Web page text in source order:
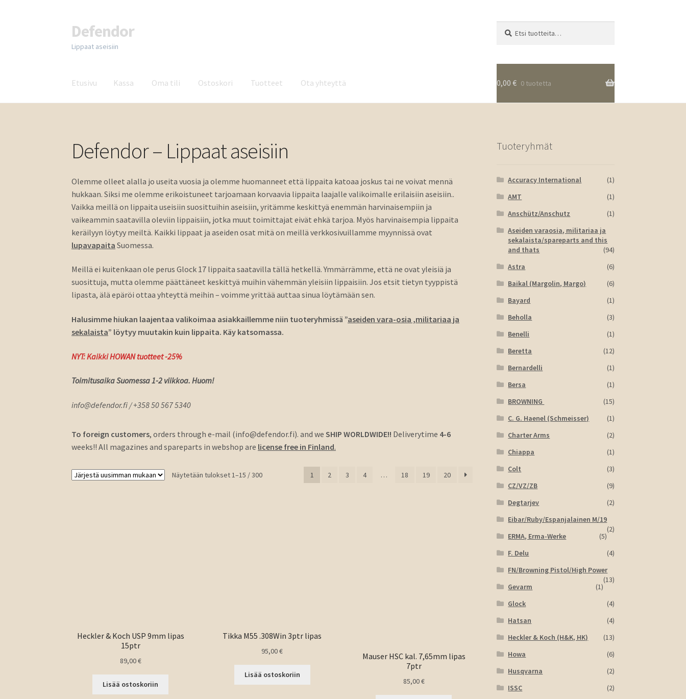
Siirry
navigointiin
Siirry
sisältöön
Defendor
Lippaat aseisiin
Etusivu Kassa Oma tili Ostoskori Tuotteet Ota yhteyttä 0,00 € 0 tuotetta
Defendor – Lippaat aseisiin
Olemme olleet alalla jo useita vuosia ja olemme huomanneet että lippaita katoaa joskus tai ne voivat mennä
hukkaan. Siksi me olemme erikoistuneet tarjoamaan korvaavia lippaita laajalle valikoimalle erilaisiin aseisiin..
Vaikka meillä on lippaita useisiin suosittuihin aseisiin, yritämme keskittyä enemmän harvinaisempiin ja
vaikeammin saatavilla oleviin lippaisiin, jotka muut toimittajat eivät ehkä tarjoa. Myös harvinaisempia lippaita
keräilyyn löytyy meiltä. Kaikki lippaat ja aseiden osat mitä on meillä verkkosivuillamme myynnissä ovat
lupavapaita Suomessa.
Meillä ei kuitenkaan ole perus Glock 17 lippaita saatavilla tällä hetkellä. Ymmärrämme, että ne ovat yleisiä ja
suosittuja, mutta olemme päättäneet keskittyä muihin vähemmän yleisiin lippaisiin. Jos etsit tietyn tyyppistä
lipasta, älä epäröi ottaa yhteyttä meihin – voimme yrittää auttaa sinua löytämään sen.
Halusimme hiukan laajentaa valikoimaa asiakkaillemme niin tuoteryhmissä ”aseiden vara-osia ,militariaa ja
sekalaista” löytyy muutakin kuin lippaita. Käy katsomassa.
NYT: Kaikki HOWAN tuotteet -25%
Toimitusaika Suomessa 1-2 viikkoa. Huom!
info@defendor.fi / +358 50 567 5340
To foreign customers, orders through e-mail (info@defendor.fi). and weSHIP WORLDWIDE!! Deliverytime 4-6
weeks!! All magazines and spareparts in webshop are license free in Finland.
Näytetään tulokset 1–15 / 300Sorted
1 2 3 4 … 18 19 20
Heckler & Koch USP 9mm lipas
15ptr
89,00€
Lisää ostoskoriin
Tikka M55 .308Win 3ptr lipas
95,00€
Lisää ostoskoriin
Mauser HSC kal. 7,65mm lipas
7ptr
85,00€
Tuoteryhmät
Accuracy International
(1)
AMT
(1)
Anschütz/Anschutz
(1)
Aseiden varaosia, militariaa ja
sekalaista/spareparts and this
and thats
(94)
Astra
(6)
Baikal (Margolin, Margo)
(6)
Bayard
(1)
Beholla
(3)
Benelli
(1)
Beretta
(12)
Bernardelli
(1)
Bersa
(1)
BROWNING
(15)
C. G. Haenel (Schmeisser)
(1)
Charter Arms
(2)
Chiappa
(1)
Colt
(3)
CZ/VZ/ZB
(9)
Degtarjev
(2)
Eibar/Ruby/Espanjalainen M/19
(2)
ERMA, Erma-Werke
(5)
F. Delu
(4)
FN/Browning Pistol/High Power
(13)
Gevarm
(1)
Glock
(4)
Hatsan
(4)
Heckler & Koch (H&K, HK)
(13)
Howa
(6)
Husqvarna
(2)
ISSC
(2)